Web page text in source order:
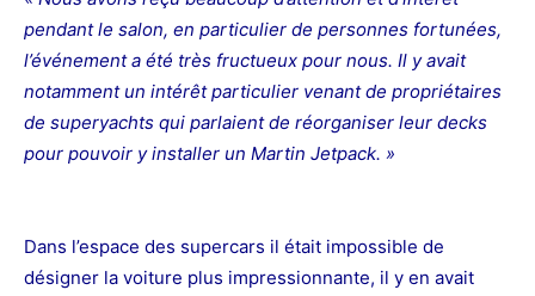
pendant le salon, en particulier de personnes fortunées,
l’événement a été très fructueux pour nous. Il y avait
notamment un intérêt particulier venant de propriétaires
de superyachts qui parlaient de réorganiser leur decks
pour pouvoir y installer un Martin Jetpack. »
Dans l’espace des supercars il était impossible de
désigner la voiture plus impressionnante, il y en avait